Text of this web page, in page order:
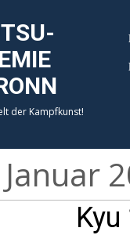
der Kampfkunst!
Januar